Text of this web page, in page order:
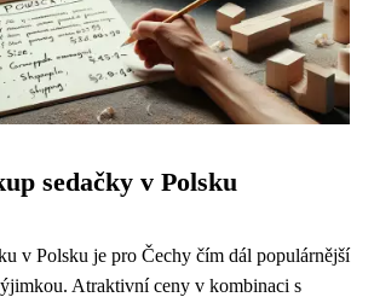
sedačky v Polsku
v Polsku je pro Čechy čím dál populárnější
Atraktivní ceny v kombinaci s